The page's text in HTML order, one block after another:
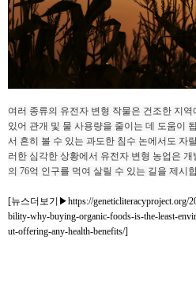
여러 종류의 유전자 변형 작물은 건조한 지
있어 관개 및 물 사용량을 줄이는 데 도움이
서 흔히 볼 수 있는 과도한 침수 논에서도 자
러한 심각한 상황에서 유전자 변형 농업은
의 76억 인구를 먹여 살릴 수 있는 길을 제시
[뉴스더보기▶https://geneticliteracyproject.org/
bility-why-buying-organic-foods-is-the-least-
ut-offering-any-health-benefits/]